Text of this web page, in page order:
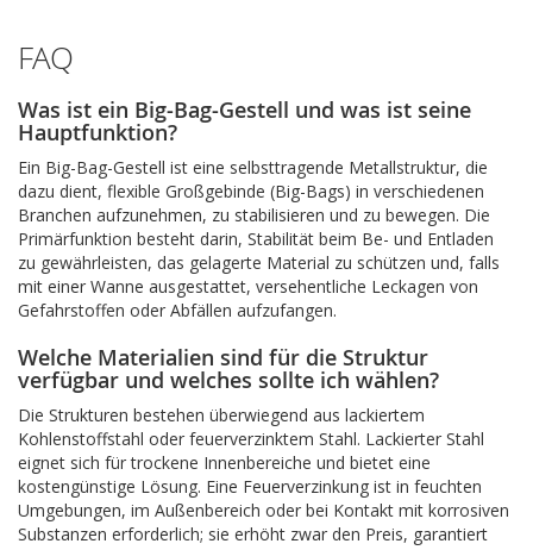
FAQ
Was ist ein Big-Bag-Gestell und was ist seine
Hauptfunktion?
Ein Big-Bag-Gestell ist eine selbsttragende Metallstruktur, die
dazu dient, flexible Großgebinde (Big-Bags) in verschiedenen
Branchen aufzunehmen, zu stabilisieren und zu bewegen. Die
Primärfunktion besteht darin, Stabilität beim Be- und Entladen
zu gewährleisten, das gelagerte Material zu schützen und, falls
mit einer Wanne ausgestattet, versehentliche Leckagen von
Gefahrstoffen oder Abfällen aufzufangen.
Welche Materialien sind für die Struktur
verfügbar und welches sollte ich wählen?
Die Strukturen bestehen überwiegend aus lackiertem
Kohlenstoffstahl oder feuerverzinktem Stahl. Lackierter Stahl
eignet sich für trockene Innenbereiche und bietet eine
kostengünstige Lösung. Eine Feuerverzinkung ist in feuchten
Umgebungen, im Außenbereich oder bei Kontakt mit korrosiven
Substanzen erforderlich; sie erhöht zwar den Preis, garantiert